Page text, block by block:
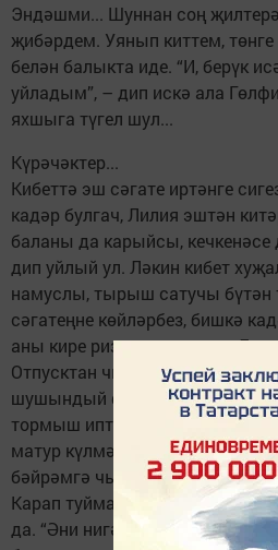
Эндәшми... Шуннан соң
җибәрдем. Уянып киттем,
белән балыкта иде. “И, берүк
уйладым”, – дип искә ала
яхшыга түгел шул...
Күрәчәктер...
Кибеттә эш сәгате иртәнге
кадәр булгач, Лилия эштән
баланы да карыйсы, кечкенәсе
дип уйлый ул. Ләкин кибет
намуслы, тырыш сатучы
сәгатеңне көйләрбез, бишкә
аны кире ризалаттыралар.
Отпусктан чыгып, өченче
шушындый фаҗигага тарый ул.
тормыш иптәше белән шәһәргә
матур күлмәкләр алып
бәйрәмгә чыгарга язмаган шул
Карап туймаслык матур,
да. “Әни нигә соңрак чыкмады